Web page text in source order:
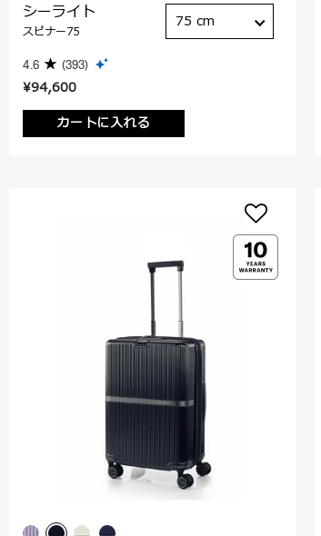
¥94,600
カートに入れる
シーライト
スピナー75
4.6 (393)
75 cm